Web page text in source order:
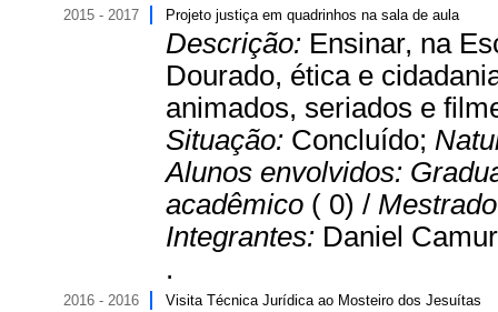
2015 - 2017 Projeto justiça em quadrinhos na sala de aula
Descrição: Ensinar, na
Dourado, ética e
animados, seriados e
Situação: Concluído;
Alunos envolvidos:
acadêmico ( 0) /
Integrantes: Daniel
.
2016 - 2016 Visita Técnica Jurídica ao Mosteiro dos Jesuítas